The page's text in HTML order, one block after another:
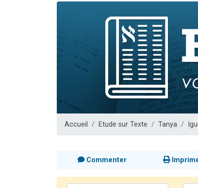
13
Il
29
Accueil Etude sur Texte Tanya
Commenter